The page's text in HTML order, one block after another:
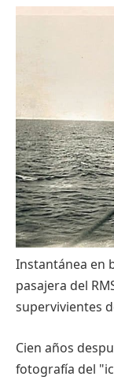
Instantánea en
pasajera del
supervivientes
Cien años
fotografía del